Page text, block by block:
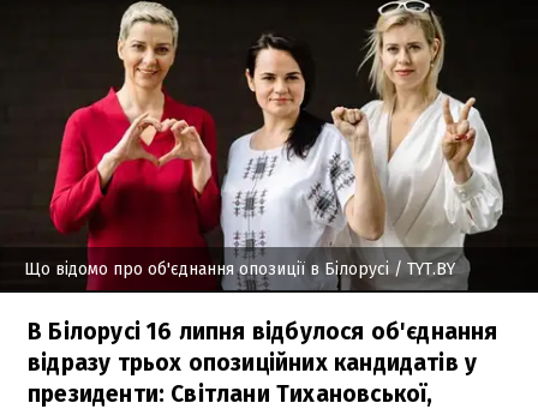
Що відомо про об'єднання опозиції в Білорусі / TYT.BY
В Білорусі 16 липня відбулося об'єднання
відразу трьох опозиційних кандидатів у
президенти: Світлани Тихановської,